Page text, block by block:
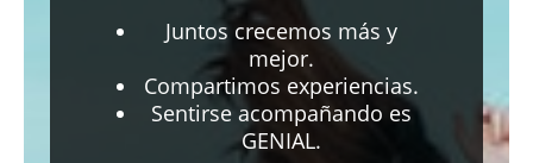
Juntos crecemos más y
mejor.
Compartimos experiencias.
Sentirse acompañando es
GENIAL.